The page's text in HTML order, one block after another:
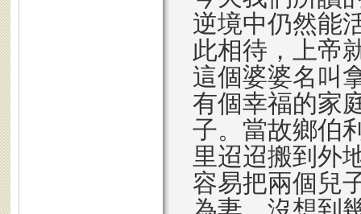
逆境中仍然能
此相待，上帝
這個婆婆名叫
有個幸福的家
子。當故鄉伯
里迢迢搬到外
容易把兩個兒